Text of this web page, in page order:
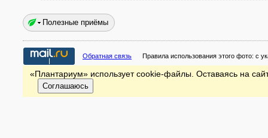
Полезные приёмы
Обратная связь Правила использования этого фото: с
«Плантариум» использует cookie-файлы. Оставаясь на
Соглашаюсь